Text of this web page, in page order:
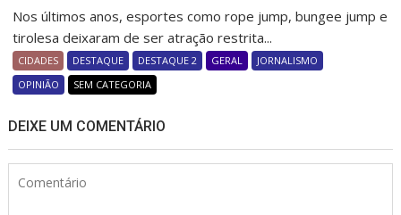
Nos últimos anos, esportes como rope jump, bungee jump e
tirolesa deixaram de ser atração restrita...
CIDADES DESTAQUE DESTAQUE 2 GERAL
JORNALISMO
OPINIÃO
SEM CATEGORIA
DEIXE UM COMENTÁRIO